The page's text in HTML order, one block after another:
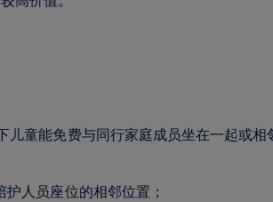
儿童能免费与同行家庭成员坐在一起或相
人员座位的相邻位置；